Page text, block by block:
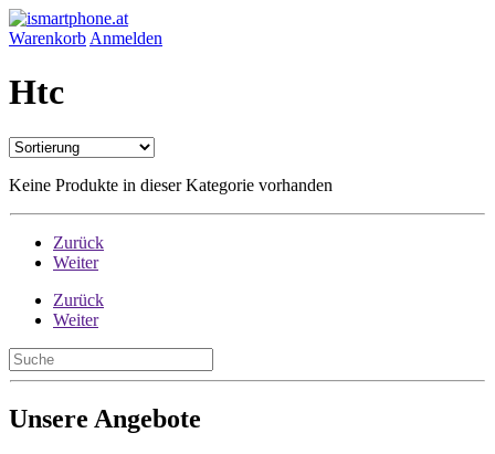
Warenkorb Anmelden
Htc
Keine Produkte in dieser Kategorie vorhanden
Zurück
Weiter
Zurück
Weiter
Unsere Angebote